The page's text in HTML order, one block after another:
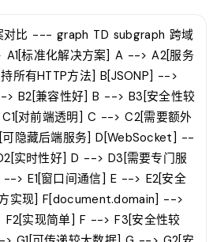
比 --- graph TD subgraph 跨域
标准化解决方案] A --> A2[服务
所有HTTP方法] B[JSONP] -->
> B2[兼容性好] B --> B3[安全性较
对前端透明] C --> C2[需要额外
隐藏后端服务] D[WebSocket] --
实时性好] D --> D3[需要专门服
> E1[窗口间通信] E --> E2[安全
实现] F[document.domain] -->
F2[实现简单] F --> F3[安全性较